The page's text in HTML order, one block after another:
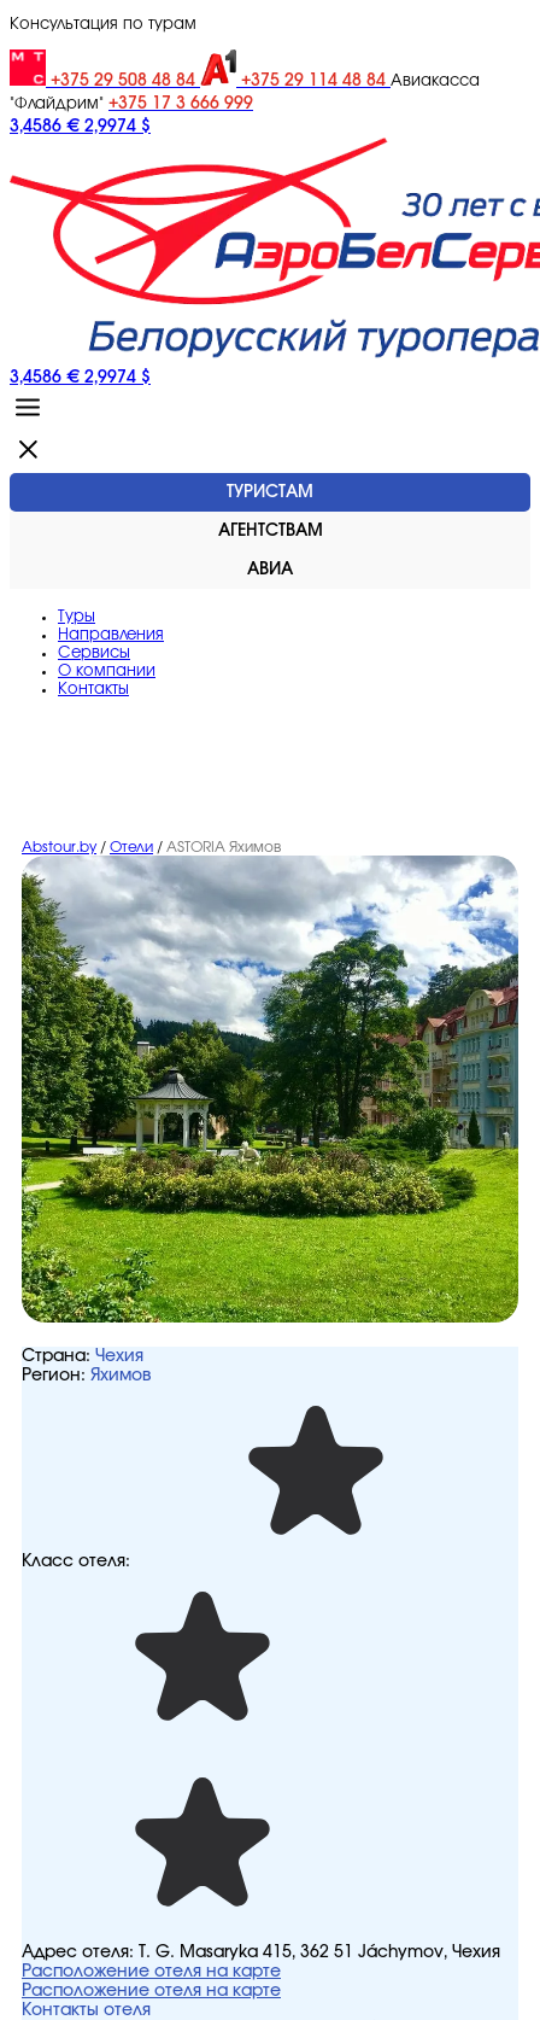
Консультация по турам
+375 29 508 48 84 +375 29 114 48 84 Авиакасса
"Флайдрим" +375 17 3 666 999
3,4586 € 2,9974 $
3,4586 € 2,9974 $
ТУРИСТАМ
АГЕНТСТВАМ
АВИА
Туры
Направления
Сервисы
O компании
Контакты
Abstour.by / Отели / ASTORIA Яхимов
Страна: Чехия
Регион: Яхимов
Класс отеля:
Адрес отеля:
T. G. Masaryka 415, 362 51 Jáchymov, Чехия
Расположение отеля на карте
Расположение отеля на карте
Контакты отеля